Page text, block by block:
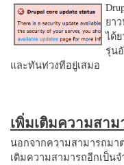
ยา
ได้
รุ่น
และทันท่วงทีอยู่เสมอ
เพิ่มเติมความสา
นอกจากความสามารถมา
เติมความสามารถอีกเป็น